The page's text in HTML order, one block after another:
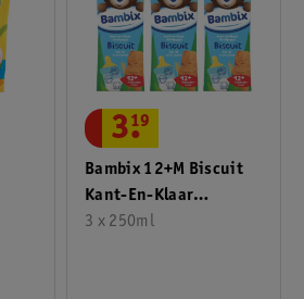
Bambix 12+M Biscuit
Kant-En-Klaar
Drinkpapje
3 x 250ml
3.
19